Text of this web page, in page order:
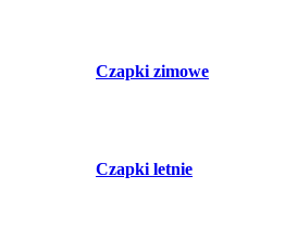
Czapki zimowe
Czapki letnie